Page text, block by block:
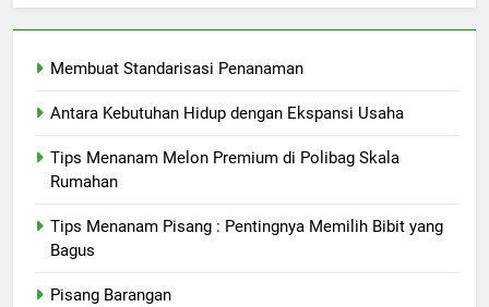
Membuat Standarisasi Penanaman
Antara Kebutuhan Hidup dengan Ekspansi Usaha
Tips Menanam Melon Premium di Polibag Skala
Rumahan
Tips Menanam Pisang : Pentingnya Memilih Bibit yang
Bagus
Pisang Barangan